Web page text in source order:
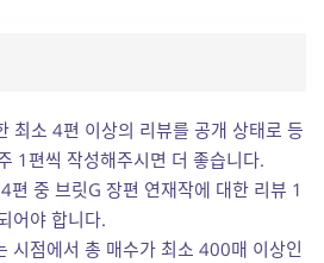
최소 4편 이상의 리뷰를 공개 상태로 등
1편씩 작성해주시면 더 좋습니다.
편 중 브릿G 장편 연재작에 대한 리뷰 1
어야 합니다.
시점에서 총 매수가 최소 400매 이상인